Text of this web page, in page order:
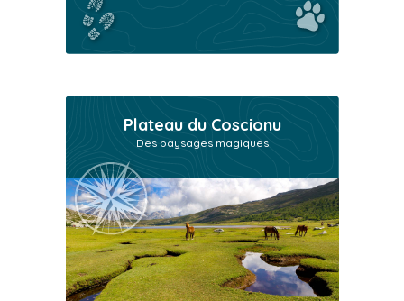
Plateau du Coscionu
Des paysages magiques